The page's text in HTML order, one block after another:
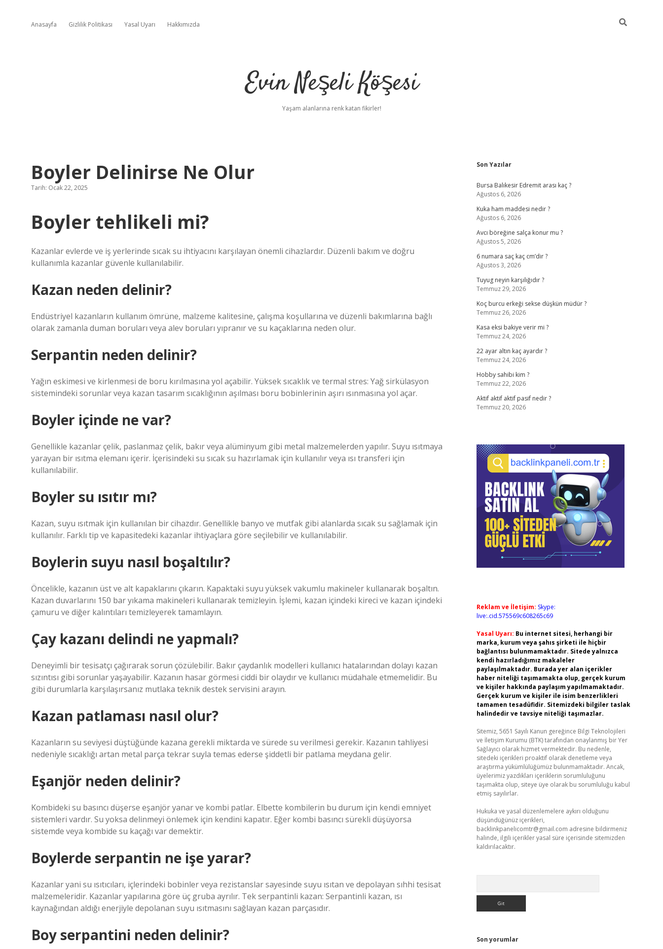
Anasayfa Gizlilik Politikası Yasal Uyarı Hakkımızda
Evin Neşeli Köşesi
Yaşam alanlarına renk katan fikirler!
Boyler Delinirse Ne Olur
Tarih: Ocak 22, 2025
Boyler tehlikeli mi?
Kazanlar evlerde ve iş yerlerinde sıcak su ihtiyacını karşılayan önemli cihazlardır. Düzenli bakım ve doğru
kullanımla kazanlar güvenle kullanılabilir.
Kazan neden delinir?
Endüstriyel kazanların kullanım ömrüne, malzeme kalitesine, çalışma koşullarına ve düzenli bakımlarına bağlı
olarak zamanla duman boruları veya alev boruları yıpranır ve su kaçaklarına neden olur.
Serpantin neden delinir?
Yağın eskimesi ve kirlenmesi de boru kırılmasına yol açabilir. Yüksek sıcaklık ve termal stres: Yağ sirkülasyon
sistemindeki sorunlar veya kazan tasarım sıcaklığının aşılması boru bobinlerinin aşırı ısınmasına yol açar.
Boyler içinde ne var?
Genellikle kazanlar çelik, paslanmaz çelik, bakır veya alüminyum gibi metal malzemelerden yapılır. Suyu ısıtmaya
yarayan bir ısıtma elemanı içerir. İçerisindeki su sıcak su hazırlamak için kullanılır veya ısı transferi için
kullanılabilir.
Boyler su ısıtır mı?
Kazan, suyu ısıtmak için kullanılan bir cihazdır. Genellikle banyo ve mutfak gibi alanlarda sıcak su sağlamak için
kullanılır. Farklı tip ve kapasitedeki kazanlar ihtiyaçlara göre seçilebilir ve kullanılabilir.
Boylerin suyu nasıl boşaltılır?
Öncelikle, kazanın üst ve alt kapaklarını çıkarın. Kapaktaki suyu yüksek vakumlu makineler kullanarak boşaltın.
Kazan duvarlarını 150 bar yıkama makineleri kullanarak temizleyin. İşlemi, kazan içindeki kireci ve kazan içindeki
çamuru ve diğer kalıntıları temizleyerek tamamlayın.
Çay kazanı delindi ne yapmalı?
Deneyimli bir tesisatçı çağırarak sorun çözülebilir. Bakır çaydanlık modelleri kullanıcı hatalarından dolayı kazan
sızıntısı gibi sorunlar yaşayabilir. Kazanın hasar görmesi ciddi bir olaydır ve kullanıcı müdahale etmemelidir. Bu
gibi durumlarla karşılaşırsanız mutlaka teknik destek servisini arayın.
Kazan patlaması nasıl olur?
Kazanların su seviyesi düştüğünde kazana gerekli miktarda ve sürede su verilmesi gerekir. Kazanın tahliyesi
nedeniyle sıcaklığı artan metal parça tekrar suyla temas ederse şiddetli bir patlama meydana gelir.
Eşanjör neden delinir?
Kombideki su basıncı düşerse eşanjör yanar ve kombi patlar. Elbette kombilerin bu durum için kendi emniyet
sistemleri vardır. Su yoksa delinmeyi önlemek için kendini kapatır. Eğer kombi basıncı sürekli düşüyorsa
sistemde veya kombide su kaçağı var demektir.
Boylerde serpantin ne işe yarar?
Kazanlar yani su ısıtıcıları, içlerindeki bobinler veya rezistanslar sayesinde suyu ısıtan ve depolayan sıhhi tesisat
malzemeleridir. Kazanlar yapılarına göre üç gruba ayrılır. Tek serpantinli kazan: Serpantinli kazan, ısı
kaynağından aldığı enerjiyle depolanan suyu ısıtmasını sağlayan kazan parçasıdır.
Boy serpantini neden delinir?
Sidebar
Son Yazılar
Bursa Balıkesir Edremit arası kaç ?
Ağustos 6, 2026
Kuka ham maddesi nedir ?
Ağustos 6, 2026
Avcı böreğine salça konur mu ?
Ağustos 5, 2026
6 numara saç kaç cm’dir ?
Ağustos 3, 2026
Tuyug neyin karşılığıdır ?
Temmuz 29, 2026
Koç burcu erkeği sekse düşkün müdür ?
Temmuz 26, 2026
Kasa eksi bakiye verir mi ?
Temmuz 24, 2026
22 ayar altın kaç ayardır ?
Temmuz 24, 2026
Hobby sahibi kim ?
Temmuz 22, 2026
Aktif aktif aktif pasif nedir ?
Temmuz 20, 2026
Reklam ve İletişim: Skype:
live:.cid.575569c608265c69
Yasal Uyarı: Bu internet sitesi, herhangi bir
marka, kurum veya şahıs şirketi ile hiçbir
bağlantısı bulunmamaktadır. Sitede yalnızca
kendi hazırladığımız makaleler
paylaşılmaktadır. Burada yer alan içerikler
haber niteliği taşımamakta olup, gerçek kurum
ve kişiler hakkında paylaşım yapılmamaktadır.
Gerçek kurum ve kişiler ile isim benzerlikleri
tamamen tesadüfidir. Sitemizdeki bilgiler taslak
halindedir ve tavsiye niteliği taşımazlar.
Sitemiz, 5651 Sayılı Kanun gereğince Bilgi Teknolojileri
ve İletişim Kurumu (BTK) tarafından onaylanmış bir Yer
Sağlayıcı olarak hizmet vermektedir. Bu nedenle,
sitedeki içerikleri proaktif olarak denetleme veya
araştırma yükümlülüğümüz bulunmamaktadır. Ancak,
üyelerimiz yazdıkları içeriklerin sorumluluğunu
taşımakta olup, siteye üye olarak bu sorumluluğu kabul
etmiş sayılırlar.
Hukuka ve yasal düzenlemelere aykırı olduğunu
düşündüğünüz içerikleri,
backlinkpanelicomtr@gmail.com adresine bildirmeniz
halinde, ilgili içerikler yasal süre içerisinde sitemizden
kaldırılacaktır.
Son yorumlar